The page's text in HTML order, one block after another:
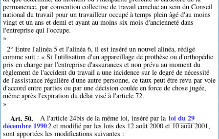
permanence, par convention collective de travail conclue au sein du Conseil
national du travail pour un travailleur occupé à temps plein âgé d'au moins
vingt et un ans et demi et ayant au moins six mois d'ancienneté dans
l'entreprise qui l'occupe.
»
2° Entre l'alinéa 5 et l'alinéa 6, il est inséré un nouvel alinéa, rédigé
comme suit : « Si l'utilisation d'un appareillage de prothèse ou d'orthopédie
pris en charge par l'entreprise d'assurances et non prévu au moment du
règlement de l'accident du travail a une incidence sur le degré de nécessité
de l'assistance régulière d'une autre personne, ce taux peut être revu par voie
d'accord entre parties ou par une décision coulée en force de chose jugée,
même après l'expiration du délai visé à l'article 72.
»
Art. 50. A l'article 24bis de la même loi, inséré par la loi du 29
décembre 19902 et modifié par les lois des 12 août 2000 et 10 août 2001,
sont apportées les modifications suivantes :